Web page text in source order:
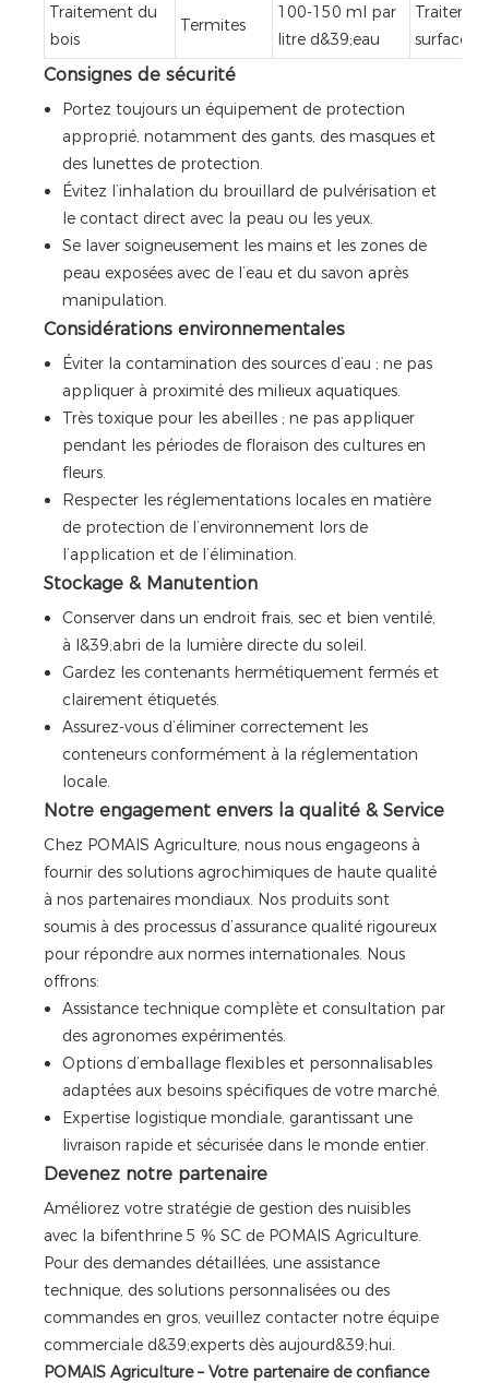
Traitement du
bois
Termites
100-150 ml par
litre d&39;eau
surface
Consignes de sécurité
Portez toujours un équipement de protection
approprié, notamment des gants, des masques et
des lunettes de protection.
Évitez l’inhalation du brouillard de pulvérisation et
le contact direct avec la peau ou les yeux.
Se laver soigneusement les mains et les zones de
peau exposées avec de l’eau et du savon après
manipulation.
Considérations environnementales
Éviter la contamination des sources d’eau ; ne pas
appliquer à proximité des milieux aquatiques.
Très toxique pour les abeilles ; ne pas appliquer
pendant les périodes de floraison des cultures en
fleurs.
Respecter les réglementations locales en matière
de protection de l’environnement lors de
l’application et de l’élimination.
Stockage & Manutention
Conserver dans un endroit frais, sec et bien ventilé,
à l&39;abri de la lumière directe du soleil.
Gardez les contenants hermétiquement fermés et
clairement étiquetés.
Assurez-vous d’éliminer correctement les
conteneurs conformément à la réglementation
locale.
Notre engagement envers la qualité & Service
Chez POMAIS Agriculture, nous nous engageons à
fournir des solutions agrochimiques de haute qualité
à nos partenaires mondiaux. Nos produits sont
soumis à des processus d’assurance qualité rigoureux
pour répondre aux normes internationales. Nous
offrons:
Assistance technique complète et consultation par
des agronomes expérimentés.
Options d’emballage flexibles et personnalisables
adaptées aux besoins spécifiques de votre marché.
Expertise logistique mondiale, garantissant une
livraison rapide et sécurisée dans le monde entier.
Devenez notre partenaire
Améliorez votre stratégie de gestion des nuisibles
avec la bifenthrine 5 % SC de POMAIS Agriculture.
Pour des demandes détaillées, une assistance
technique, des solutions personnalisées ou des
commandes en gros, veuillez contacter notre équipe
commerciale d&39;experts dès aujourd&39;hui.
POMAIS Agriculture – Votre partenaire de confiance